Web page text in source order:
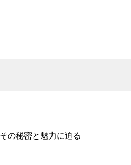
の秘密と魅力に迫る